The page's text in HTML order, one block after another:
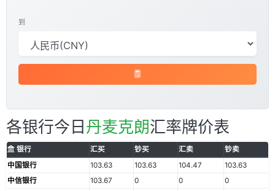
到
各银行今日 丹麦克朗汇率牌价表
银行 汇买 钞买 汇卖
钞卖
中国银行
103.63 103.63 104.47
103.63
中信银行
103.67 0 0
0